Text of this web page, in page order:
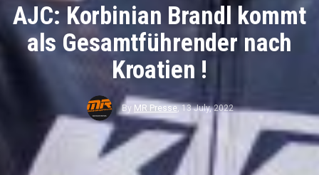
AJC: Korbinian Brandl kommt
als Gesamtführender nach
Kroatien !
By MR Presse,13 July, 2022